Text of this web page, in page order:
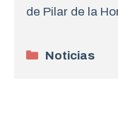
de Pilar de la
Categorías
Noticias